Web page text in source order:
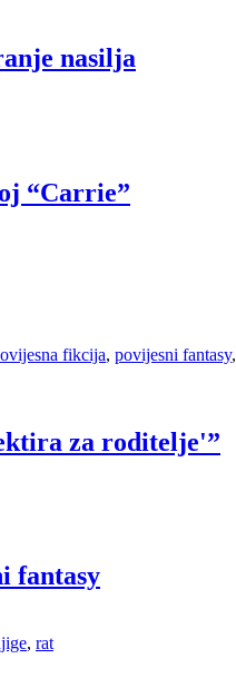
nasilja
“Carrie”
fikcija, povijesni fantasy,
za roditelje'”
fantasy
, rat